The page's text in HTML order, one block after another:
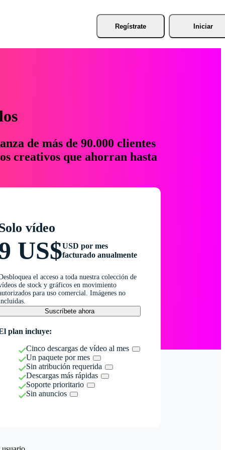
Regístrate Iniciar
de más de 90.000 clientes
creativos que ahorran hasta
vídeo
US$USD por mes
facturado anualmente
el acceso a toda nuestra colección de
de stock y gráficos en movimiento
para uso comercial. Imágenes no
Suscríbete ahora
plan incluye:
Cinco descargas de vídeo al mes
Un paquete por mes
Sin atribución requerida
Descargas más rápidas
Soporte prioritario
Sin anuncios